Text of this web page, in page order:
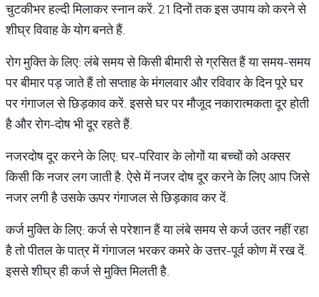
चुटकीभर हल्दी मिलाकर स्नान करें. 21 दिनों तक इस उपाय को करने से
शीघ्र विवाह के योग बनते हैं.
रोग मुक्ति के लिए: लंबे समय से किसी बीमारी से ग्रसित हैं या समय-समय
पर बीमार पड़ जाते हैं तो सप्ताह के मंगलवार और रविवार के दिन पूरे घर
पर गंगाजल से छिड़काव करें. इससे घर पर मौजूद नकारात्मकता दूर होती
है और रोग-दोष भी दूर रहते हैं.
नजरदोष दूर करने के लिए: घर-परिवार के लोगों या बच्चों को अक्सर
किसी कि नजर लग जाती है. ऐसे में नजर दोष दूर करने के लिए आप जिसे
नजर लगी है उसके ऊपर गंगाजल से छिड़काव कर दें.
कर्ज मुक्ति के लिए: कर्ज से परेशान हैं या लंबे समय से कर्ज उतर नहीं रहा
है तो पीतल के पात्र में गंगाजल भरकर कमरे के उत्तर-पूर्व कोण में रख दें.
इससे शीघ्र ही कर्ज से मुक्ति मिलती है.